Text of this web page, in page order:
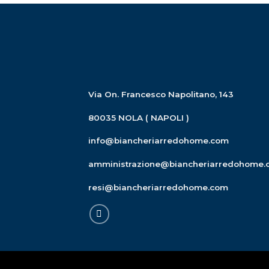
Via On. Francesco Napolitano, 143
80035 NOLA ( NAPOLI )
info@biancheriarredohome.com
resi@biancheriarredohome.com